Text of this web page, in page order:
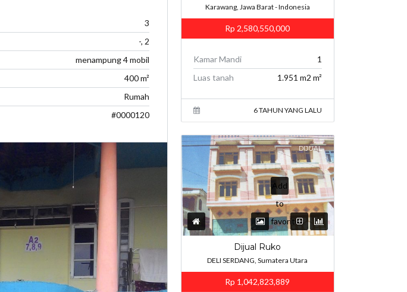
3
-, 2
menampung 4 mobil
400 m²
Rumah
#0000120
Karawang, Jawa Barat - Indonesia
Rp 2,580,550,000
Kamar Mandi
1
Luas tanah
1.951 m2 m²
6 TAHUN YANG LALU
DIJUAL
Add
to
favorites
Dijual Ruko
DELI SERDANG, Sumatera Utara
Rp 1,042,823,889